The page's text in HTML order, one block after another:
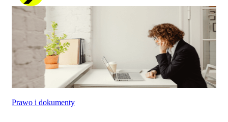
Prawo i dokumenty